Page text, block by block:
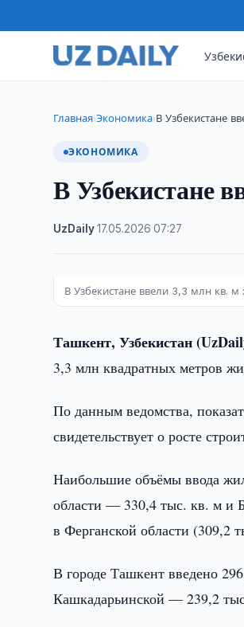
Главная›Экономика›В Узбекистане
ЭКОНОМИКА
В Узбекистане
UzDaily·17.05.2026 ·07:27
В Узбекистане ввели 3,3 млн кв.
Ташкент, Узбекистан
3,3 млн квадратных метров
По данным ведомства,
свидетельствует о росте
Наибольшие объёмы ввода
области — 330,4 тыс. кв. м и
в Ферганской области (309,2
В городе Ташкент введено
Кашкадарьинской — 239,2